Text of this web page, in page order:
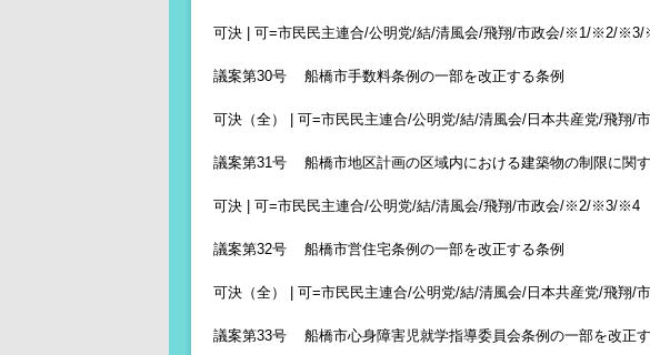
可決 | 可=市民民主連合/公明党/結/清風会/飛翔/市政会/※1/※2/
議案第30号 船橋市手数料条例の一部を改正する条例
可決（全） | 可=市民民主連合/公明党/結/清風会/日本共産党/飛
議案第31号 船橋市地区計画の区域内における建築物の制限に関
可決 | 可=市民民主連合/公明党/結/清風会/飛翔/市政会/※2/※3/※4
議案第32号 船橋市営住宅条例の一部を改正する条例
可決（全） | 可=市民民主連合/公明党/結/清風会/日本共産党/飛
議案第33号 船橋市心身障害児就学指導委員会条例の一部を改正